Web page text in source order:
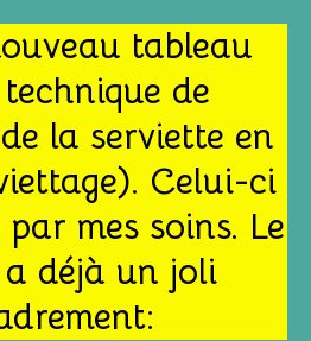
tableau
de
la serviette en
Celui-ci
mes soins. Le
déjà un joli